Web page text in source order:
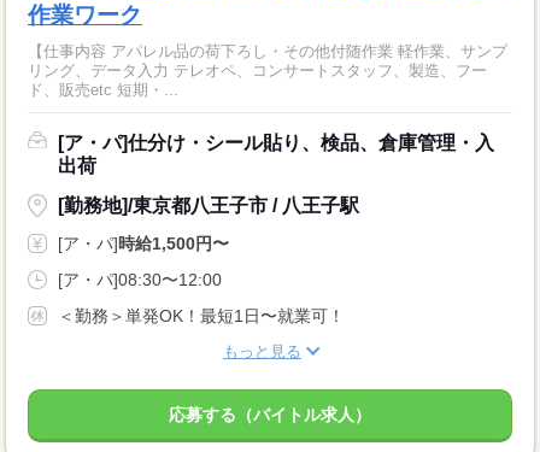
作業ワーク
【仕事内容 アパレル品の荷下ろし・その他付随作業 軽作業、サンプ
リング、データ入力 テレオペ、コンサートスタッフ、製造、フー
ド、販売etc 短期・...
[ア・パ]仕分け・シール貼り、検品、倉庫管理・入
出荷
[勤務地]/東京都八王子市 / 八王子駅
[ア・パ]時給1,500円〜
[ア・パ]08:30〜12:00
＜勤務＞単発OK！最短1日〜就業可！
もっと見る
応募する（バイトル求人）